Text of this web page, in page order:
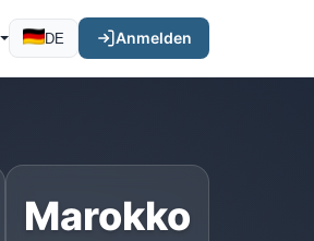
DE Anmelden
Marokko